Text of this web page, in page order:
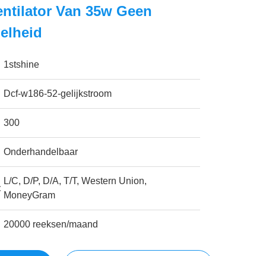
Van 35w Geen
1stshine
Dcf-w186-52-gelijkstroom
300
Onderhandelbaar
L/C, D/P, D/A, T/T, Western Union,
MoneyGram
20000 reeksen/maand